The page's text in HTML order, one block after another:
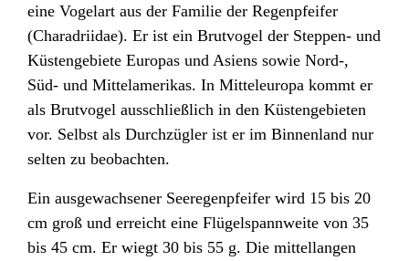
eine Vogelart aus der Familie der Regenpfeifer
(Charadriidae). Er ist ein Brutvogel der Steppen- und
Küstengebiete Europas und Asiens sowie Nord-,
Süd- und Mittelamerikas. In Mitteleuropa kommt er
als Brutvogel ausschließlich in den Küstengebieten
vor. Selbst als Durchzügler ist er im Binnenland nur
selten zu beobachten.
Ein ausgewachsener Seeregenpfeifer wird 15 bis 20
cm groß und erreicht eine Flügelspannweite von 35
bis 45 cm. Er wiegt 30 bis 55 g. Die mittellangen